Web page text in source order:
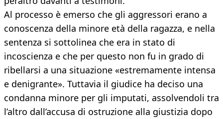
Al processo è emerso che gli aggressori erano a
conoscenza della minore età della ragazza, e nella
sentenza si sottolinea che era in stato di
incoscienza e che per questo non fu in grado di
ribellarsi a una situazione «estremamente intensa
e denigrante». Tuttavia il giudice ha deciso una
condanna minore per gli imputati, assolvendoli tra
l’altro dall’accusa di ostruzione alla giustizia dopo